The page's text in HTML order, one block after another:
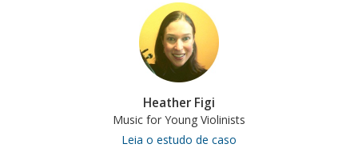
Heather Figi
Music for Young Violinists
Leia o estudo de caso